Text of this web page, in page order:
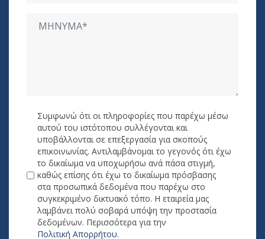
Συμφωνώ ότι οι πληροφορίες που παρέχω μέσω
αυτού του ιστότοπου συλλέγονται και
υποβάλλονται σε επεξεργασία για σκοπούς
επικοινωνίας. Αντιλαμβάνομαι το γεγονός ότι έχω
το δικαίωμα να υποχωρήσω ανά πάσα στιγμή,
καθώς επίσης ότι έχω το δικαίωμα πρόσβασης
στα προσωπικά δεδομένα που παρέχω στο
συγκεκριμένο δικτυακό τόπο. Η εταιρεία μας
λαμβάνει πολύ σοβαρά υπόψη την προστασία
δεδομένων. Περισσότερα για την
Πολιτική Απορρήτου.